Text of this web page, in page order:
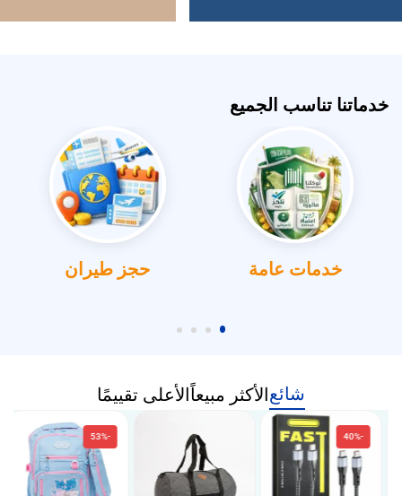
خدماتنا تناسب الجميع
خدمات عامة حجز طيران
شائعالأكثر مبيعاًالأعلى تقييمًا